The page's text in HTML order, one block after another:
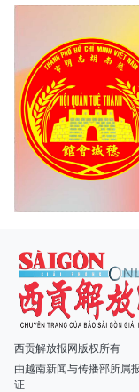
西贡解放报网版权所有
由越南新闻与传播部所属
证